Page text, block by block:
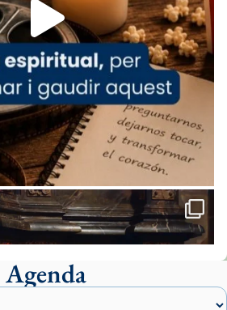
de la visita apostòlica
XIV a Barcelona, i als
la Catedral de Barcelona.
el cardenal Joan
presidit la missa i l’ha
auxiliar de Barcelona,
de Barcelona
Agenda